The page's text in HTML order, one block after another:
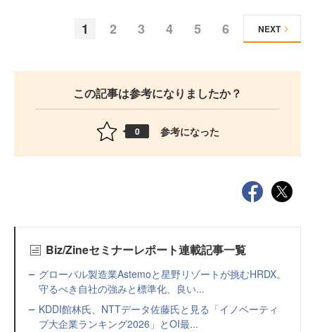
1 2 3 4 5 6 NEXT
この記事は参考になりましたか？
0 参考になった
Biz/Zineセミナーレポート連載記事一覧
グローバル製造業Astemoと星野リゾートが挑むHRDX。
守るべき自社の強みと標準化、良い...
KDDI館林氏、NTTデータ佐藤氏と見る「イノベーティ
ブ大企業ランキング2026」とOI最...